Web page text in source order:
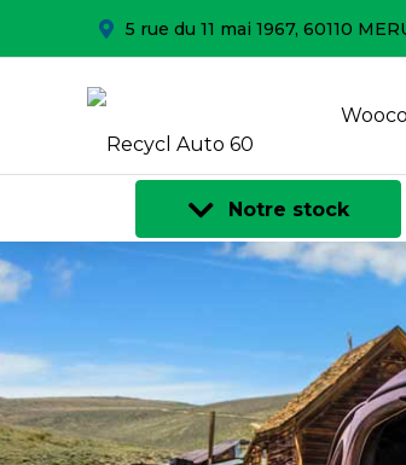
5 rue du 11 mai 1967, 60110
Notre stock